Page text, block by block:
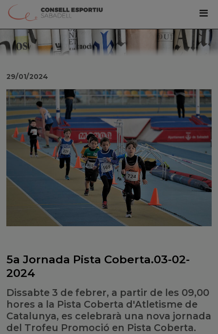
5a Jornada Pista Coberta.03-02-
2024
Dissabte 3 de febrer, a partir de les 09,00
hores a la Pista Coberta d'Atletisme de
Catalunya, es celebrarà una nova jornada
del Trofeu Promoció en Pista Coberta.
29/01/2024